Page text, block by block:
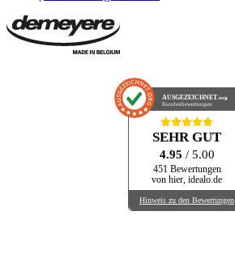
AUSGEZEICHNET.org
Kundenbewertungen
SEHR GUT
4.95 / 5.00
451 Bewertungen
von hier, idealo.de
Hinweis zu den Bewertungen